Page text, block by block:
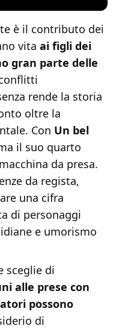
è il contributo dei
vita ai figli dei
gran parte delle
rende la storia
oltre la
Con Un bel
il suo quarto
da presa.
da regista,
una cifra
di personaggi
e umorismo
sceglie di
alle prese con
possono
di